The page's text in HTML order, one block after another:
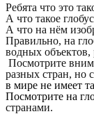
Ребята что это
А что такое
А что на нём
Правильно, на
водных объектов,
Посмотрите
разных стран, но
в мире не имеет
Посмотрите на
странами.